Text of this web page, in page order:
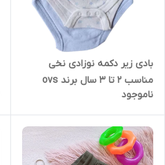
بادی زیر دکمه نوزادی نخی
مناسب 2 تا 3 سال برند ovs
ناموجود